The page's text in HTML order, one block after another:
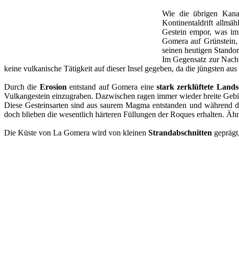
Wie die übrigen
Kontinentaldrift
Gestein empor, was
Gomera auf
seinen heutigen
Im Gegensatz zur
keine vulkanische Tätigkeit auf dieser Insel gegeben, da die jüngsten
Durch die Erosion entstand auf Gomera einestark zerklüftete
Vulkangestein einzugraben. Dazwischen ragen immer wieder breite
Diese Gesteinsarten sind aus saurem Magma entstanden und
doch blieben die wesentlich härteren Füllungen der Roques erhalten.
Die Küste von La Gomera wird von kleinen Strandabschnitten